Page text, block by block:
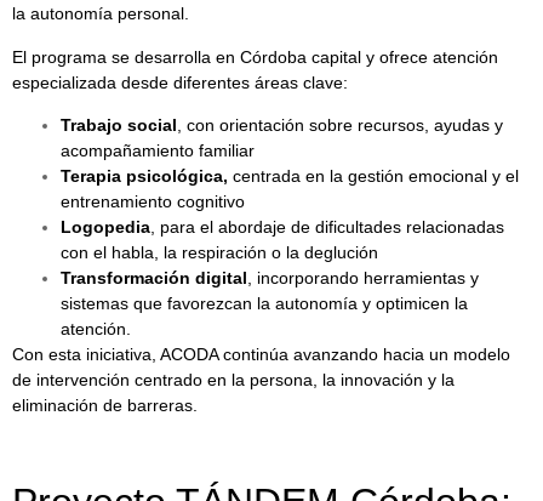
la autonomía personal.
El programa se desarrolla en Córdoba capital y ofrece atención
especializada desde diferentes áreas clave:
Trabajo social , con orientación sobre recursos, ayudas y
acompañamiento familiar
Terapia psicológica, centrada en la gestión emocional y el
entrenamiento cognitivo
Logopedia , para el abordaje de dificultades relacionadas
con el habla, la respiración o la deglución
Transformación digital , incorporando herramientas y
sistemas que favorezcan la autonomía y optimicen la
atención.
Con esta iniciativa, ACODA continúa avanzando hacia un modelo
de intervención centrado en la persona, la innovación y la
eliminación de barreras.